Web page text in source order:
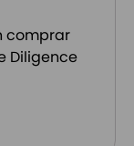
comprar
Diligence